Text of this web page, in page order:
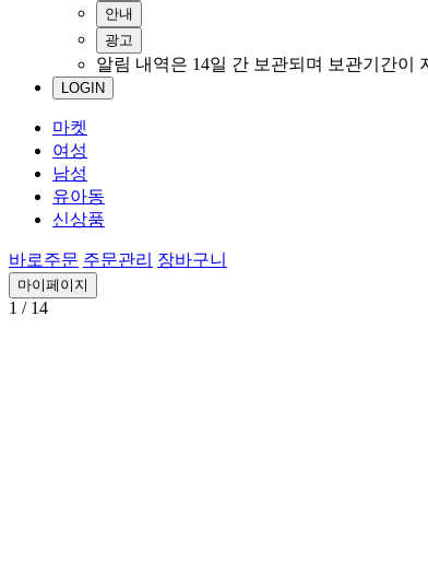
안내
광고
알림 내역은 14일 간 보관되며 보관기간이
LOGIN
마켓
여성
남성
유아동
신상품
바로주문 주문관리 장바구니
마이페이지
1 / 14